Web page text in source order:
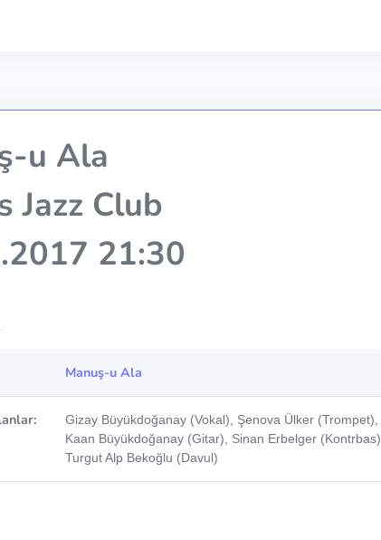
u Ala
Jazz Club
21:30
Manuş-u Ala
Gizay Büyükdoğanay (Vokal), Şenova Ülker (Trompet),
Kaan Büyükdoğanay (Gitar), Sinan Erbelger (Kontrbas),
Turgut Alp Bekoğlu (Davul)